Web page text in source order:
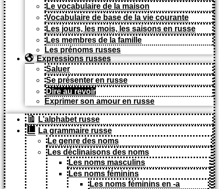
Le vocabulaire de la maison
Vocabulaire de base de la vie courante
Les jours, les mois, les saisons en russe
Les membres de la famille
Les prénoms russes
Expressions russes
Saluer
Se présenter en russe
Dire au revoir
Exprimer son amour en russe
L’alphabet russe
La grammaire russe
Le genre des noms
Les déclinaisons des noms
Les noms masculins
Les noms féminins
Les noms féminins en -a